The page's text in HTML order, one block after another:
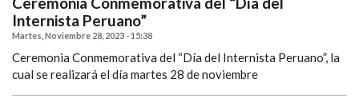
Internista Peruano”
Martes, Noviembre 28, 2023 - 15:38
Ceremonia Conmemorativa del “Día del Internista Peruano”, la
cual se realizará el día martes 28 de noviembre